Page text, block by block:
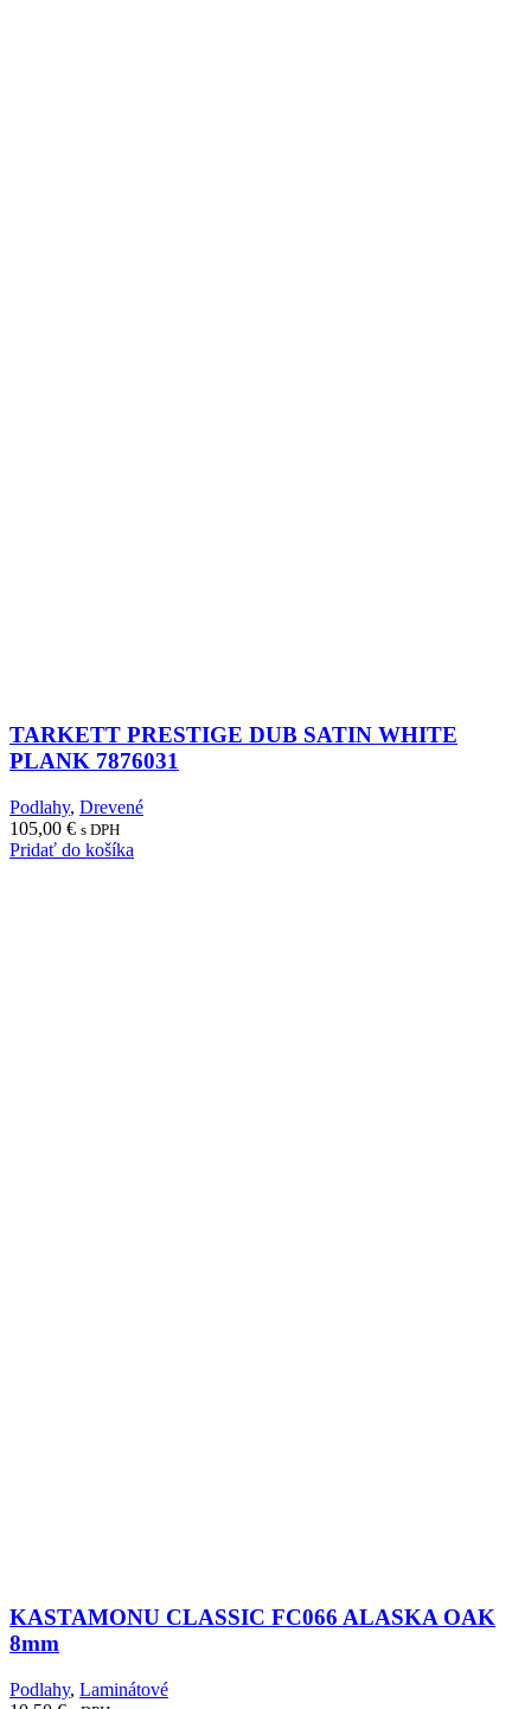
TARKETT PRESTIGE DUB SATIN WHITE
PLANK 7876031
Podlahy, Drevené
105,00 € s DPH
Pridať do košíka
KASTAMONU CLASSIC FC066 ALASKA OAK
8mm
Podlahy, Laminátové